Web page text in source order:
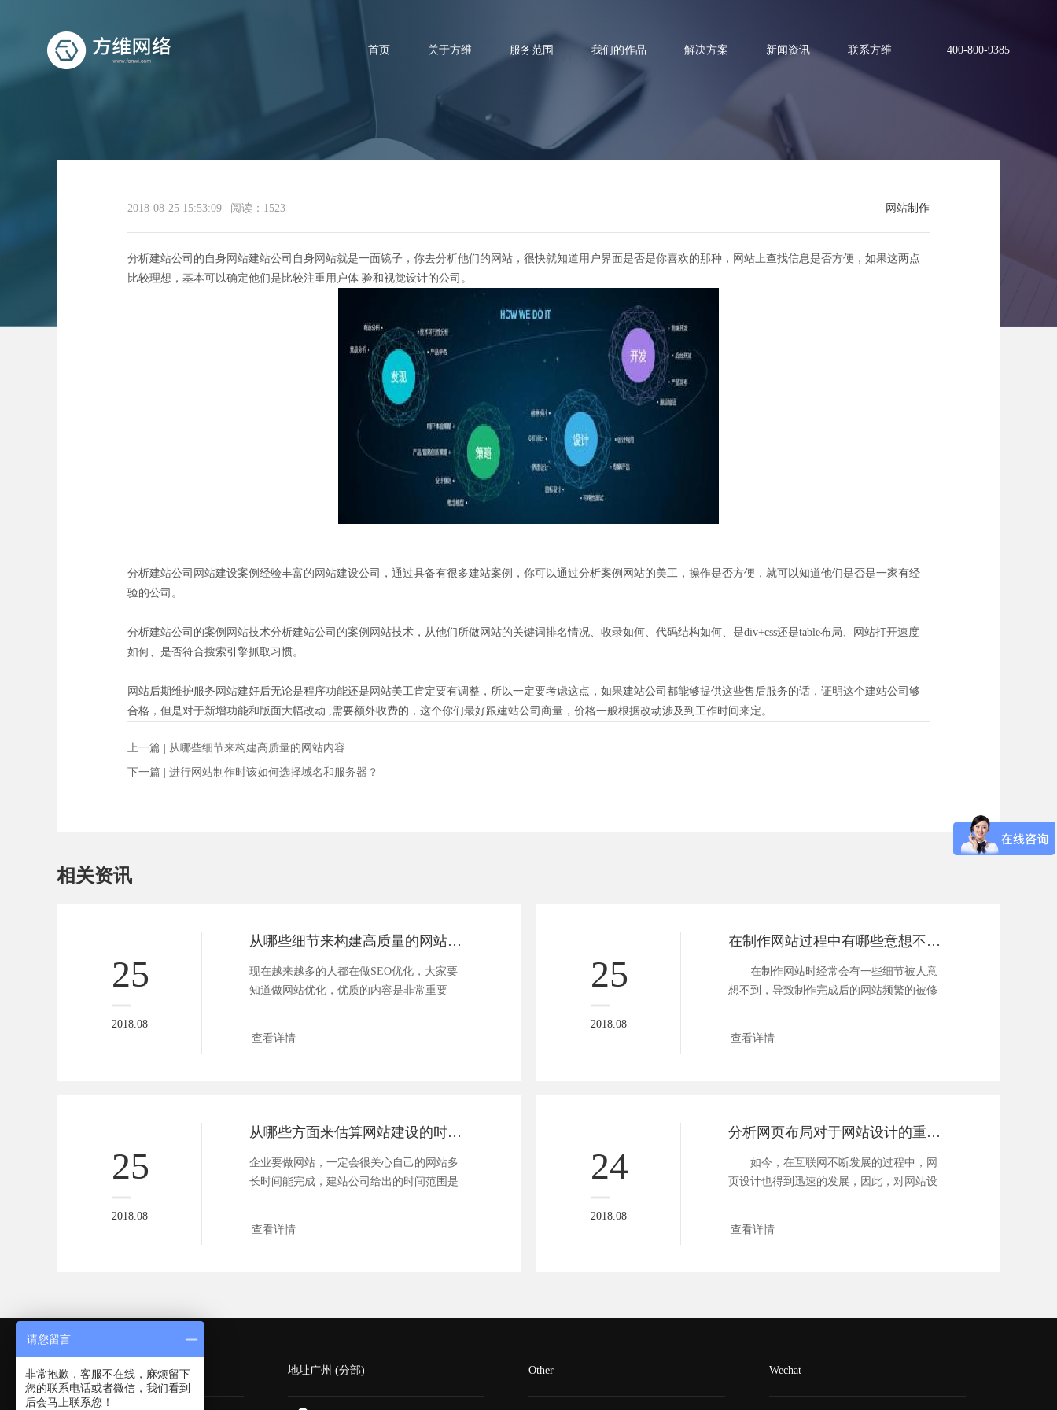
首页 关于方维 服务范围 我们的作品 解决方案 新闻资讯 联系方维 400-800-9385
网站制作
2018-08-25 15:53:09 阅读：1523
分析建站公司的自身网站建站公司自身网站就是一面镜子，你去分析他们的网站，很快就知道用户界面是否是你喜欢的那种，网站上查找信息是否方便，如果这两点
比较理想，基本可以确定他们是比较注重用户体 验和视觉设计的公司。
分析建站公司网站建设案例经验丰富的网站建设公司，通过具备有很多建站案例，你可以通过分析案例网站的美工，操作是否方便，就可以知道他们是否是一家有经
验的公司。
分析建站公司的案例网站技术分析建站公司的案例网站技术，从他们所做网站的关键词排名情况、收录如何、代码结构如何、是div+css还是table布局、网站打开速度
如何、是否符合搜索引擎抓取习惯。
网站后期维护服务网站建好后无论是程序功能还是网站美工肯定要有调整，所以一定要考虑这点，如果建站公司都能够提供这些售后服务的话，证明这个建站公司够
合格，但是对于新增功能和版面大幅改动 ,需要额外收费的，这个你们最好跟建站公司商量，价格一般根据改动涉及到工作时间来定。
上一篇 | 从哪些细节来构建高质量的网站内容
下一篇 | 进行网站制作时该如何选择域名和服务器？
相关资讯
25
2018.08
从哪些细节来构建高质量的网站内容
现在越来越多的人都在做SEO优化，大家要
知道做网站优化，优质的内容是非常重要
查看详情
25
2018.08
在制作网站过程中有哪些意想不到的细节？
在制作网站时经常会有一些细节被人意
想不到，导致制作完成后的网站频繁的被修
查看详情
25
2018.08
从哪些方面来估算网站建设的时间周期
企业要做网站，一定会很关心自己的网站多
长时间能完成，建站公司给出的时间范围是
查看详情
24
2018.08
分析网页布局对于网站设计的重要性？
如今，在互联网不断发展的过程中，网
页设计也得到迅速的发展，因此，对网站设
查看详情
深圳 (总部) 地址广州 (分部) Other Wechat
请您留言
非常抱歉，客服不在线，麻烦留下
您的联系电话或者微信，我们看到
后会马上联系您！